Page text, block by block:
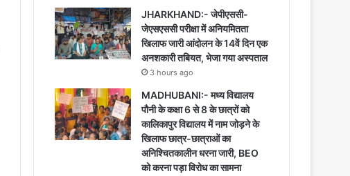
JHARKHAND:- जेपीएससी-
जेएसएससी परीक्षा में अनियमितता
खिलाफ जारी आंदोलन के 14वें दिन एक
अनशकारी तबियत, भेजा गया अस्पताल
3 hours ago
MADHUBANI:- मध्य विद्यालय
पौनी के कक्षा 6 से 8 के छात्रों को
कालिकापुर विद्यालय में नाम जोड़ने के
खिलाफ छात्र-छात्राओं का
अनिश्चितकालीन धरना जारी, BEO
को करना पड़ा विरोध का सामना